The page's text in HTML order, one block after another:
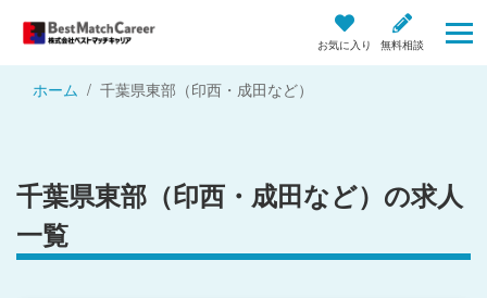
お気に入り 無料相談
ホーム 千葉県東部（印西・成田など）
千葉県東部（印西・成田など）の求人
一覧